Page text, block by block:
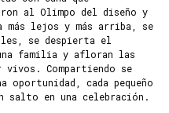
al Olimpo del diseño y
más lejos y más arriba, se
se despierta el
familia y afloran las
vivos. Compartiendo se
oportunidad, cada pequeño
salto en una celebración.